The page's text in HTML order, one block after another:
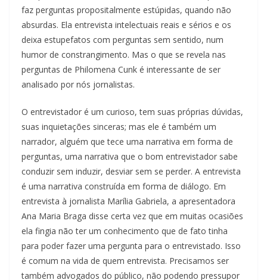
faz perguntas propositalmente estúpidas, quando não
absurdas. Ela entrevista intelectuais reais e sérios e os
deixa estupefatos com perguntas sem sentido, num
humor de constrangimento. Mas o que se revela nas
perguntas de Philomena Cunk é interessante de ser
analisado por nós jornalistas.
O entrevistador é um curioso, tem suas próprias dúvidas,
suas inquietações sinceras; mas ele é também um
narrador, alguém que tece uma narrativa em forma de
perguntas, uma narrativa que o bom entrevistador sabe
conduzir sem induzir, desviar sem se perder. A entrevista
é uma narrativa construída em forma de diálogo. Em
entrevista à jornalista Marília Gabriela, a apresentadora
Ana Maria Braga disse certa vez que em muitas ocasiões
ela fingia não ter um conhecimento que de fato tinha
para poder fazer uma pergunta para o entrevistado. Isso
é comum na vida de quem entrevista. Precisamos ser
também advogados do público, não podendo pressupor